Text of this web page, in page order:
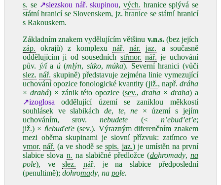
s. se ↗slezskou nář. skupinou, vých. hranice splývá se
státní hranicí se Slovenskem, jz. hranice se státní hranicí
s Rakouskem.
Základním znakem vydělujícím většinu v.n.s.(bez jejích
záp. okrajů) z komplexu nář. nár. jaz. a současně
oddělujícím ji od sousedních střmor. nář. je uchování
pův. ý/ía ú(mlýn, sítko,múka). Severní hranici (vůči
slez. nář. skupině) představuje zejména linie vymezující
uchování opozice fonologické kvantity (již., např. dráha
× drahá) × zánik této opozice (sev.,draha × draha) a
↗izoglosa oddělující území se zaniklou měkkostí
souhlásek ve slabikách de, te,ne × území s jejím
uchováním, srov.nebudete (< n’ebud’et’e;
již.) × ňebuďeťe(sev.). Výrazným diferenčním znakem
mezi oběma skupinami je slovní přízvuk: zatímco ve
vmor. nář. (a ve shodě sespis. jaz.) je umístěn na první
slabice slova n. na slabičné předložce (dohromady, na
pole), veslez. nář. je na slabice předposlední
(penultimě); dohromady, na pole.